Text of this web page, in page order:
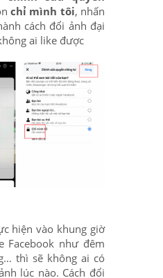
chỉ mình tôi, nhấn
cách đổi ảnh đại
ai like được
hiện vào khung giờ
Facebook như đêm
thì sẽ không ai có
lúc nào. Cách đổi